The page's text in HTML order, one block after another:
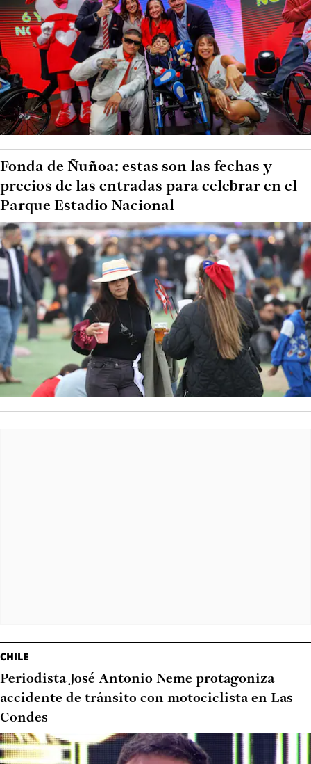
Fonda de Ñuñoa: estas son las fechas y
precios de las entradas para celebrar en el
Parque Estadio Nacional
CHILE
Periodista José Antonio Neme protagoniza
accidente de tránsito con motociclista en Las
Condes